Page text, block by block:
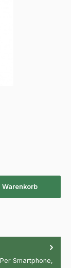
Warenkorb
Smartphone,